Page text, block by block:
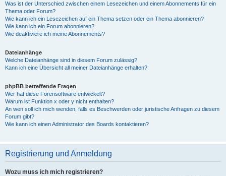
Was ist der Unterschied zwischen einem Lesezeichen und einem Abonnements für ein
Thema oder Forum?
Wie kann ich ein Lesezeichen auf ein Thema setzen oder ein Thema abonnieren?
Wie kann ich ein Forum abonnieren?
Wie deaktiviere ich meine Abonnements?
Dateianhänge
Welche Dateianhänge sind in diesem Forum zulässig?
Kann ich eine Übersicht all meiner Dateianhänge erhalten?
phpBB betreffende Fragen
Wer hat diese Forensoftware entwickelt?
Warum ist Funktion x oder y nicht enthalten?
An wen soll ich mich wenden, falls es Beschwerden oder juristische Anfragen zu diesem
Forum gibt?
Wie kann ich einen Administrator des Boards kontaktieren?
Registrierung und Anmeldung
Wozu muss ich mich registrieren?